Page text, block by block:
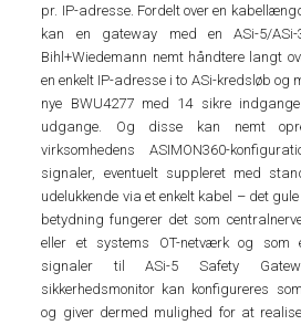
pr. IP-adresse. Fordelt over en
kan en gateway med en ASi-5/ASi-
Bihl+Wiedemann nemt håndtere langt
en enkelt IP-adresse i to ASi-kredsløb og
nye BWU4277 med 14 sikre
udgange. Og disse kan nemt
virksomhedens ASIMON360-
signaler, eventuelt suppleret med
udelukkende via et enkelt kabel – det
betydning fungerer det som
eller et systems OT-netværk og som
signaler til ASi-5 Safety
sikkerhedsmonitor kan konfigureres
og giver dermed mulighed for at